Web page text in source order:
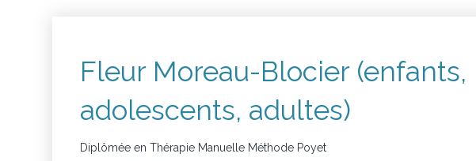
Fleur Moreau-Blocier (enfants,
adolescents, adultes)
Diplômée en Thérapie Manuelle Méthode Poyet